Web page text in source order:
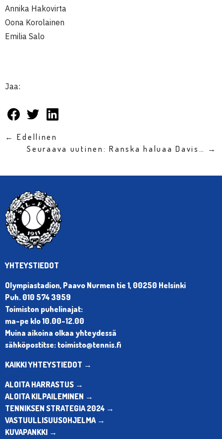
Annika Hakovirta
Oona Korolainen
Emilia Salo
Jaa:
← Edellinen
Seuraava uutinen: Ranska haluaa Davis… →
YHTEYSTIEDOT
Olympiastadion, Paavo Nurmen tie 1, 00250 Helsinki
Puh. 010 574 3959
Toimiston puhelinajat:
ma-pe klo 10.00-12.00
Muina aikoina olkaa yhteydessä
sähköpostitse: toimisto@tennis.fi
KAIKKI YHTEYSTIEDOT →
ALOITA HARRASTUS →
ALOITA KILPAILEMINEN →
TENNIKSEN STRATEGIA 2024 →
VASTUULLISUUSOHJELMA →
KUVAPANKKI →